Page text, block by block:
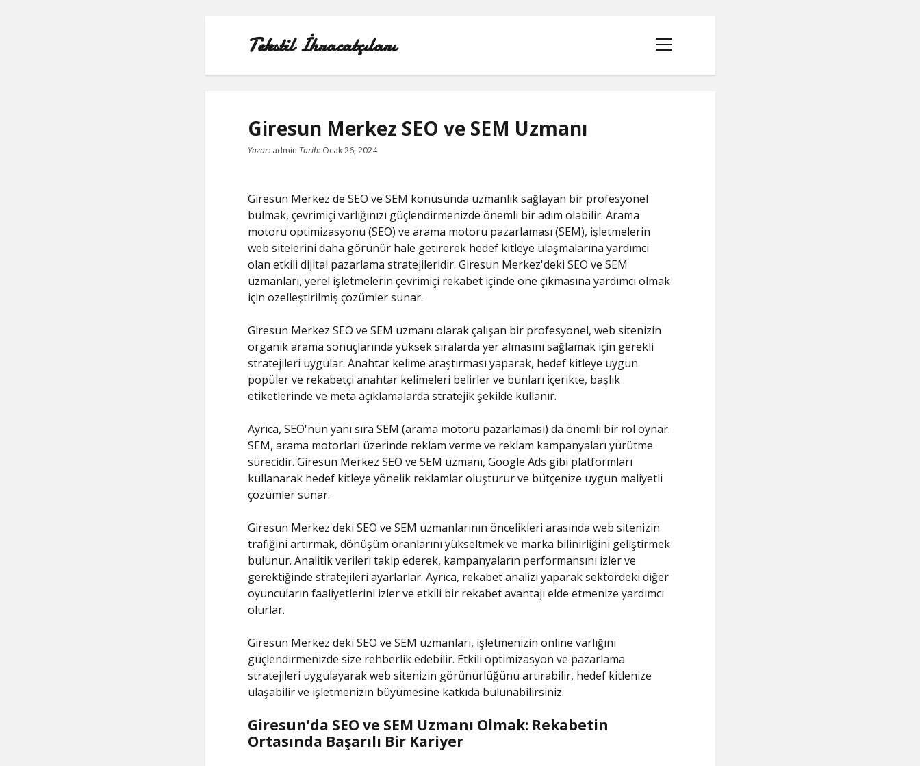
Tekstil İhracatçıları
menüyü
aç
1000 LINKEDIN TAKIPÇI HILESI
LINKEDIN BEĞENI KASMA PARASIZ
LISTE
SAYFA LISTESI
Giresun Merkez SEO ve SEM Uzmanı
Yazar:admin Tarih: Ocak 26, 2024
Giresun Merkez'de SEO ve SEM konusunda uzmanlık sağlayan bir profesyonel
bulmak, çevrimiçi varlığınızı güçlendirmenizde önemli bir adım olabilir. Arama
motoru optimizasyonu (SEO) ve arama motoru pazarlaması (SEM), işletmelerin
web sitelerini daha görünür hale getirerek hedef kitleye ulaşmalarına yardımcı
olan etkili dijital pazarlama stratejileridir. Giresun Merkez'deki SEO ve SEM
uzmanları, yerel işletmelerin çevrimiçi rekabet içinde öne çıkmasına yardımcı olmak
için özelleştirilmiş çözümler sunar.
Giresun Merkez SEO ve SEM uzmanı olarak çalışan bir profesyonel, web sitenizin
organik arama sonuçlarında yüksek sıralarda yer almasını sağlamak için gerekli
stratejileri uygular. Anahtar kelime araştırması yaparak, hedef kitleye uygun
popüler ve rekabetçi anahtar kelimeleri belirler ve bunları içerikte, başlık
etiketlerinde ve meta açıklamalarda stratejik şekilde kullanır.
Ayrıca, SEO'nun yanı sıra SEM (arama motoru pazarlaması) da önemli bir rol oynar.
SEM, arama motorları üzerinde reklam verme ve reklam kampanyaları yürütme
sürecidir. Giresun Merkez SEO ve SEM uzmanı, Google Ads gibi platformları
kullanarak hedef kitleye yönelik reklamlar oluşturur ve bütçenize uygun maliyetli
çözümler sunar.
Giresun Merkez'deki SEO ve SEM uzmanlarının öncelikleri arasında web sitenizin
trafiğini artırmak, dönüşüm oranlarını yükseltmek ve marka bilinirliğini geliştirmek
bulunur. Analitik verileri takip ederek, kampanyaların performansını izler ve
gerektiğinde stratejileri ayarlarlar. Ayrıca, rekabet analizi yaparak sektördeki diğer
oyuncuların faaliyetlerini izler ve etkili bir rekabet avantajı elde etmenize yardımcı
olurlar.
Giresun Merkez'deki SEO ve SEM uzmanları, işletmenizin online varlığını
güçlendirmenizde size rehberlik edebilir. Etkili optimizasyon ve pazarlama
stratejileri uygulayarak web sitenizin görünürlüğünü artırabilir, hedef kitlenize
ulaşabilir ve işletmenizin büyümesine katkıda bulunabilirsiniz.
Giresun’da SEO ve SEM Uzmanı Olmak: Rekabetin
Ortasında Başarılı Bir Kariyer